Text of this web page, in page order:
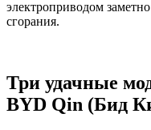
электроприводом
сгорания.
Три удачные
BYD Qin (Бид